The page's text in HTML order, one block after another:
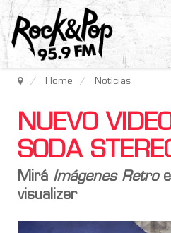
Home Noticias
NUEVO
SODA
Mirá Imágenes Retro
visualizer